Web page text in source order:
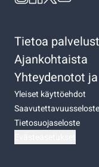
Tietoa
Ajankohtaista
Yhteydenotot
Yleiset käyttöehdot
Saavutettavuusseloste
Tietosuojaseloste